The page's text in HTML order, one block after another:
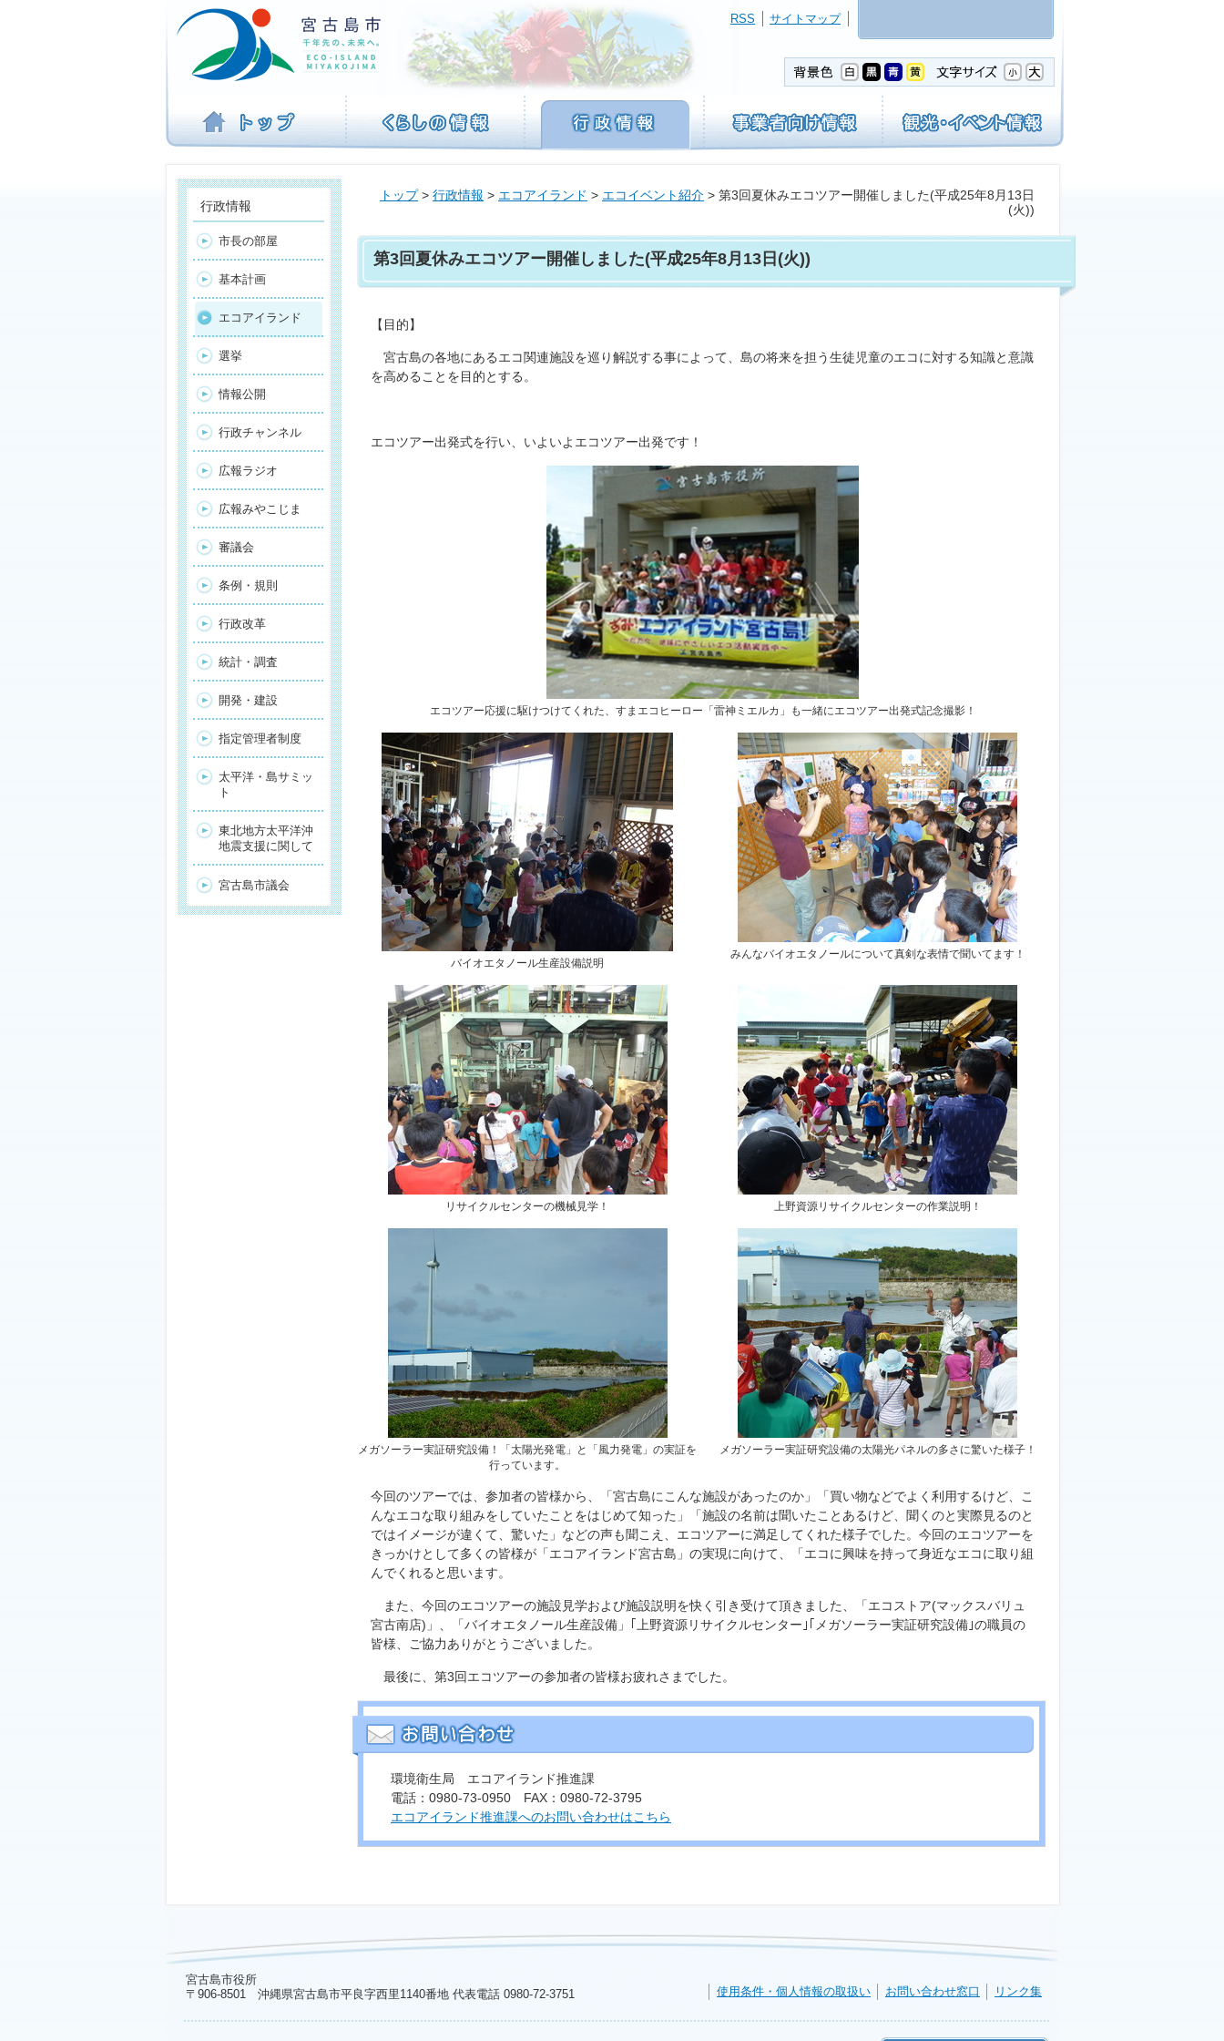
ビ
を
ば
す
サイトマップ
RSS
トップ> 行政情報 > エコアイランド > エコイベント紹介 > 第3回夏休みエコツアー開催しました(平成25年8月13日
(火))
第3回夏休みエコツアー開催しました(平成25年8月13日(火))
【目的】
宮古島の各地にあるエコ関連施設を巡り解説する事によって、島の将来を担う生徒児童のエコに対する知識と意識
を高めることを目的とする。
エコツアー出発式を行い、いよいよエコツアー出発です！
エコツアー応援に駆けつけてくれた、すまエコヒーロー「雷神ミエルカ」も一緒にエコツアー出発式記念撮影！
バイオエタノール生産設備説明
みんなバイオエタノールについて真剣な表情で聞いてます！
リサイクルセンターの機械見学！ 上野資源リサイクルセンターの作業説明！
メガソーラー実証研究設備！「太陽光発電」と「風力発電」の実証を
行っています。
メガソーラー実証研究設備の太陽光パネルの多さに驚いた様子！
今回のツアーでは、参加者の皆様から、「宮古島にこんな施設があったのか」「買い物などでよく利用するけど、こ
んなエコな取り組みをしていたことをはじめて知った」「施設の名前は聞いたことあるけど、聞くのと実際見るのと
ではイメージが違くて、驚いた」などの声も聞こえ、エコツアーに満足してくれた様子でした。今回のエコツアーを
きっかけとして多くの皆様が「エコアイランド宮古島」の実現に向けて、「エコに興味を持って身近なエコに取り組
んでくれると思います。
また、今回のエコツアーの施設見学および施設説明を快く引き受けて頂きました、「エコストア(マックスバリュ
宮古南店)」、「バイオエタノール生産設備」｢上野資源リサイクルセンター｣｢メガソーラー実証研究設備｣の職員の
皆様、ご協力ありがとうございました。
最後に、第3回エコツアーの参加者の皆様お疲れさまでした。
環境衛生局 エコアイランド推進課
電話：0980-73-0950 FAX：0980-72-3795
エコアイランド推進課へのお問い合わせはこちら
行政情報
市長の部屋
基本計画
エコアイランド
選挙
情報公開
行政チャンネル
広報ラジオ
広報みやこじま
審議会
条例・規則
行政改革
統計・調査
開発・建設
指定管理者制度
太平洋・島サミッ
ト
東北地方太平洋沖
地震支援に関して
宮古島市議会
宮古島市役所
〒906-8501 沖縄県宮古島市平良字西里1140番地 代表電話 0980-72-3751 使用条件・個人情報の取扱い お問い合わせ窓口 リンク集